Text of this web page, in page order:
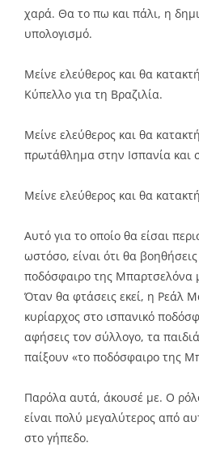
χαρά. Θα το πω και πάλι, η
υπολογισμό.
Μείνε ελεύθερος και θα
Κύπελλο για τη Βραζιλία.
Μείνε ελεύθερος και θα
πρωτάθλημα στην Ισπανία και
Μείνε ελεύθερος και θα
Αυτό για το οποίο θα είσαι
ωστόσο, είναι ότι θα
ποδόσφαιρο της Μπαρτσελόνα
Όταν θα φτάσεις εκεί, η Ρεάλ
κυρίαρχος στο ισπανικό
αφήσεις τον σύλλογο, τα
παίξουν «το ποδόσφαιρο της
Παρόλα αυτά, άκουσέ με. Ο
είναι πολύ μεγαλύτερος από
στο γήπεδο.